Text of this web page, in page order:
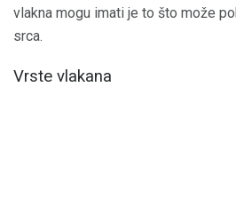
vlakna mogu imati je to što može
srca.
Vrste vlakana